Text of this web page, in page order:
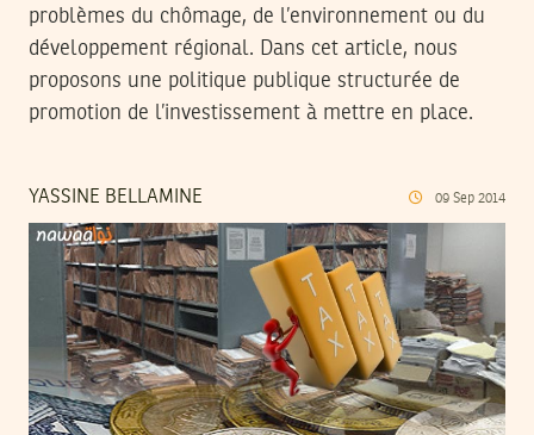
problèmes du chômage, de l’environnement ou du
développement régional. Dans cet article, nous
proposons une politique publique structurée de
promotion de l’investissement à mettre en place.
YASSINE BELLAMINE 09 Sep 2014